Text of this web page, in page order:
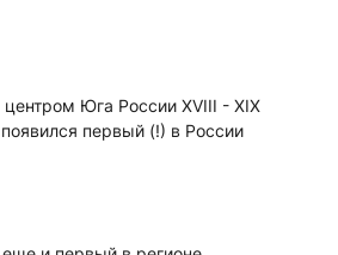
Юга России XVIII - XIX
первый (!) в России